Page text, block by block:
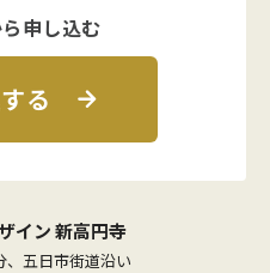
申し込む
る
イン 新高円寺
、五日市街道沿い